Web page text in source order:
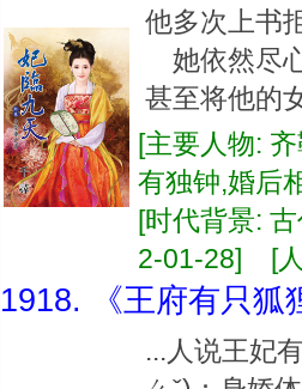
他多次上书
她依然尽
甚至将他的
[主要人物:
有独钟,婚
[时代背景:
2-01-28] [
1918. 《王府有只狐
...人说王妃